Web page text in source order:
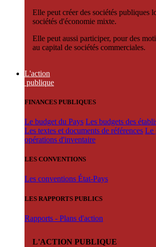
Elle peut créer des sociétés publiques
sociétés d'économie mixte.
Elle peut aussi participer, pour des
au capital de sociétés commerciales.
L'action
publique
FINANCES PUBLIQUES
Le budget du Pays Les budgets des
Les textes et documents de références Le
opérations d'inventaire
LES CONVENTIONS
Les conventions État-Pays
LES RAPPORTS PUBLICS
Rapports - Plans d'action
L'ACTION PUBLIQUE